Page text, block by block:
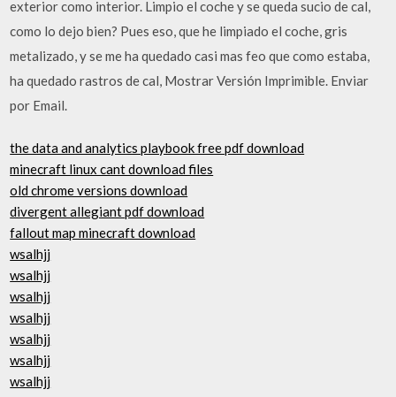
exterior como interior. Limpio el coche y se queda sucio de cal,
como lo dejo bien? Pues eso, que he limpiado el coche, gris
metalizado, y se me ha quedado casi mas feo que como estaba,
ha quedado rastros de cal, Mostrar Versión Imprimible. Enviar
por Email.
the data and analytics playbook free pdf download
minecraft linux cant download files
old chrome versions download
divergent allegiant pdf download
fallout map minecraft download
wsalhjj
wsalhjj
wsalhjj
wsalhjj
wsalhjj
wsalhjj
wsalhjj